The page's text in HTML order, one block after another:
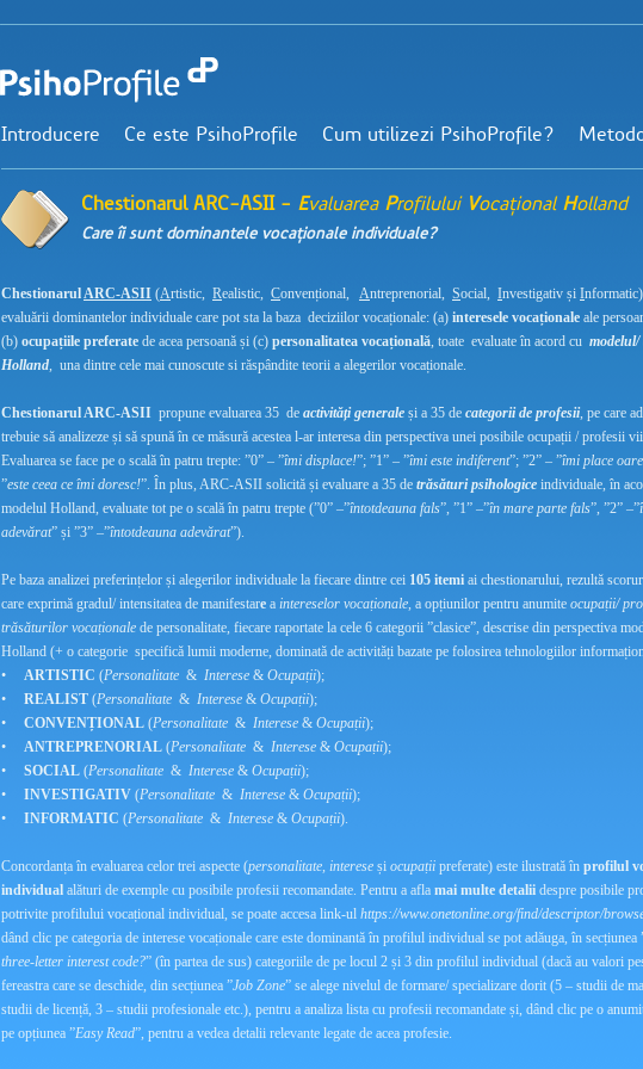
Introducere Ce este PsihoProfile Cum utilizezi PsihoProfile?
Chestionarul ARC-ASII - Evaluarea ProfiluluiVocațional Holland
Care îi sunt dominantele vocaționale individuale?
ChestionarulARC-ASII (Artistic, Realistic, Convențional, Antreprenorial, Social, Investigativ și I
evaluării dominantelor individuale care pot sta la baza deciziilor vocaționale: (a) interesele vocaționale ale
(b) ocupațiile preferate de acea persoană și (c) personalitatea vocațională, toate evaluate în acord cu
Holland, una dintre cele mai cunoscute si răspândite teorii a alegerilor vocaționale.
Chestionarul ARC-ASII propune evaluarea 35 de activități generale și a 35 de categorii de profesii, pe care
trebuie să analizeze și să spună în ce măsură acestea l-ar interesa din perspectiva unei posibile ocupații / profesii
Evaluarea se face pe o scală în patru trepte: ”0” – ”îmi displace!”; ”1” – ”îmi este indiferent”; ”2” – ”îmi place
”este ceea ce îmi doresc!”. În plus, ARC-ASII solicită și evaluare a 35 de trăsături psihologice individuale, în
modelul Holland, evaluate tot pe o scală în patru trepte (”0” –”întotdeauna fals”, ”1” –”în mare parte fals”, ”2” –”
adevărat” și ”3” –”întotdeauna adevărat”).
Pe baza analizei preferințelor și alegerilor individuale la fiecare dintre cei 105 itemi ai chestionarului, rezultă
care exprimă gradul/ intensitatea de manifestare a intereselor vocaționale, a opțiunilor pentru anumite ocupații/
trăsăturilor vocaționale de personalitate, fiecare raportate la cele 6 categorii ”clasice”, descrise din perspectiva
Holland (+ o categorie specifică lumii moderne, dominată de activități bazate pe folosirea tehnologiilor
• ARTISTIC (Personalitate & Interese & Ocupații);
• REALIST (Personalitate & Interese & Ocupații);
• CONVENȚIONAL (Personalitate & Interese & Ocupații);
• ANTREPRENORIAL (Personalitate & Interese & Ocupații);
• SOCIAL (Personalitate & Interese & Ocupații);
• INVESTIGATIV (Personalitate & Interese & Ocupații);
• INFORMATIC (Personalitate & Interese & Ocupații).
Concordanța în evaluarea celor trei aspecte (personalitate, interese și ocupații preferate) este ilustrată în profilul
individual alături de exemple cu posibile profesii recomandate. Pentru a afla mai multe detalii despre posibile
potrivite profilului vocațional individual, se poate accesa link-ul https://www.onetonline.org/find/descriptor/
dând clic pe categoria de interese vocaționale care este dominantă în profilul individual se pot adăuga, în secțiunea
three-letter interest code?” (în partea de sus) categoriile de pe locul 2 și 3 din profilul individual (dacă au valori
fereastra care se deschide, din secțiunea ”Job Zone” se alege nivelul de formare/ specializare dorit (5 – studii de
studii de licență, 3 – studii profesionale etc.), pentru a analiza lista cu profesii recomandate și, dând clic pe o
pe opțiunea ”Easy Read”, pentru a vedea detalii relevante legate de acea profesie.